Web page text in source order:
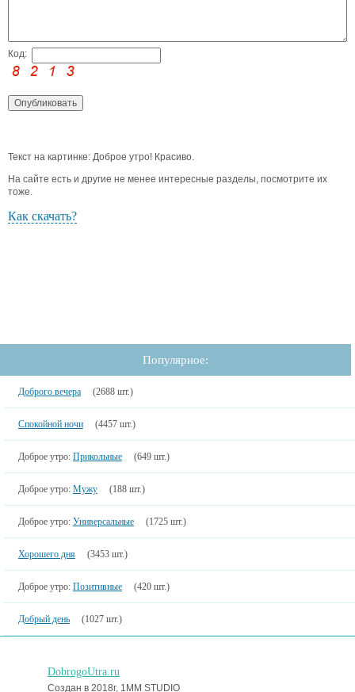
Код:
Текст на картинке: Доброе утро! Красиво.
На сайте есть и другие не менее интересные разделы, посмотрите их
тоже.
Как скачать?
Популярное:
Доброго вечера (2688 шт.)
Спокойной ночи (4457 шт.)
Доброе утро: Прикольные (649 шт.)
Доброе утро: Мужу (188 шт.)
Доброе утро: Универсальные (1725 шт.)
Хорошего дня (3453 шт.)
Доброе утро: Позитивные (420 шт.)
Добрый день (1027 шт.)
DobrogoUtra.ru
Создан в 2018г, 1MM STUDIO